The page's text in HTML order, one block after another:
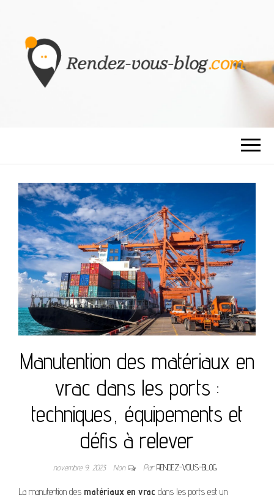
BLOG
Manutention des matériaux en
vrac dans les ports :
techniques, équipements et
défis à relever
novembre 9, 2023 Non ParRENDEZ-VOUS-BLOG
La manutention des matériaux en vrac dans les ports est un